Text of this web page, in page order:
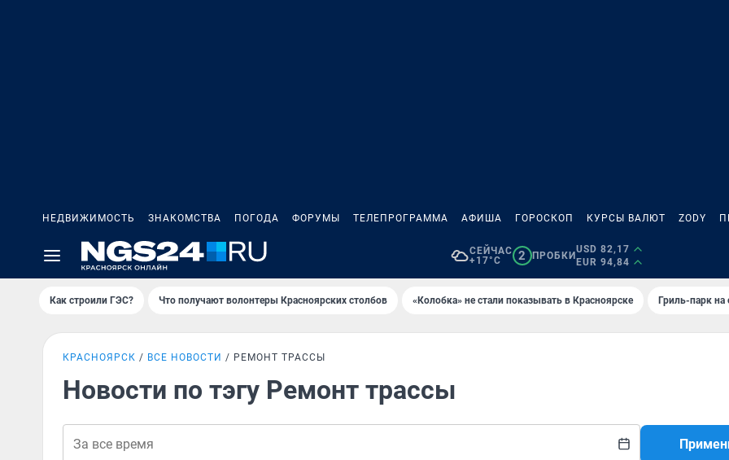
НЕДВИЖИМОСТЬ ЗНАКОМСТВА ПОГОДА ФОРУМЫ ТЕЛЕПРОГРАММА АФИША ГОРОСКОП КУРСЫ ВАЛЮТ ZODY
СЕЙЧАС
+17°C
2 ПРОБКИ
USD 82,17
EUR 94,84
Как строили ГЭС? Что получают волонтеры Красноярских столбов «Колобка» не стали показывать в Красноярске Гриль-парк на
КРАСНОЯРСК ВСЕ НОВОСТИ РЕМОНТ ТРАССЫ
Новости по тэгу Ремонт трассы